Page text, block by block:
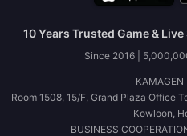
10 Years Trusted Game &
Since 2016 |
KAMAGEN
Room 1508, 15/F, Grand Plaza Office
Kowloon,
BUSINESS